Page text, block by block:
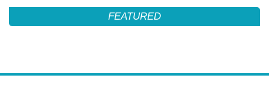
FEATURED